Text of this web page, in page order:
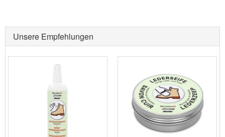
Unsere Empfehlungen